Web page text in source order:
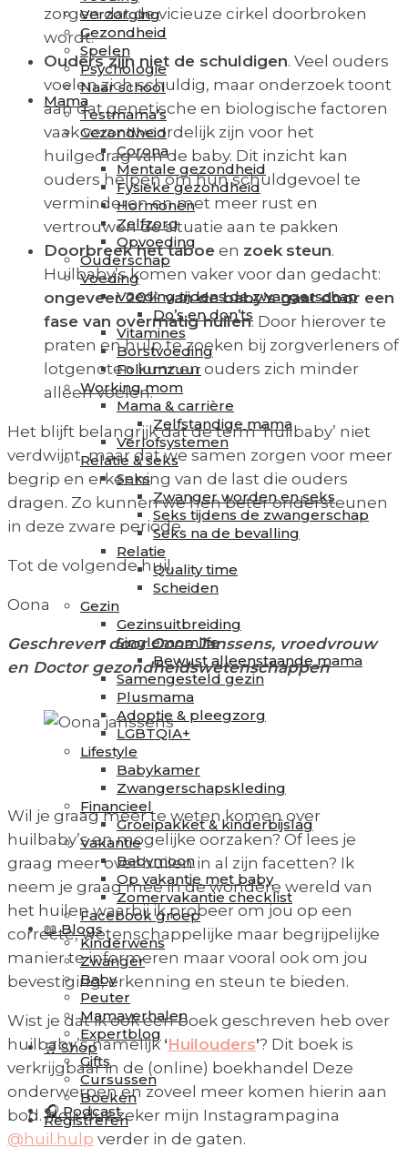
Verzorging
Gezondheid
Spelen
Psychologie
Naar school
Mama
Testmama’s
Gezondheid
Corona
Mentale gezondheid
Fysieke gezondheid
Hormonen
Zelfzorg
Opvoeding
Ouderschap
Voeding
Voeding tijdens de zwangerschap
Do’s en don’ts
Vitamines
Borstvoeding
Foliumzuur
Working mom
Mama & carrière
Zelfstandige mama
Verlofsystemen
Relatie & seks
Seks
Zwanger worden en seks
Seks tijdens de zwangerschap
Seks na de bevalling
Relatie
Quality time
Scheiden
Gezin
Gezinsuitbreiding
Singlemomlife
Bewust alleenstaande mama
Samengesteld gezin
Plusmama
Adoptie & pleegzorg
LGBTQIA+
Lifestyle
Babykamer
Zwangerschapskleding
Financieel
Groeipakket & kinderbijslag
Vakantie
Babymoon
Op vakantie met baby
Zomervakantie checklist
Facebook groep
📖 Blogs
Kinderwens
Zwanger
Baby
Peuter
Mamaverhalen
Expertblog
🛒 Shop
Gifts
Cursussen
Boeken
🎧 Podcast
Registreren
zorgen dat de vicieuze cirkel doorbroken
wordt.
Ouders zijn niet de schuldigen. Veel ouders
voelen zich schuldig, maar onderzoek toont
aan dat genetische en biologische factoren
vaak verantwoordelijk zijn voor het
huilgedrag van de baby. Dit inzicht kan
ouders helpen om hun schuldgevoel te
verminderen en met meer rust en
vertrouwen de situatie aan te pakken
Doorbreek het taboe en zoek steun.
Huilbaby’s komen vaker voor dan gedacht:
ongeveer 20% van de baby’s gaat door een
fase van overmatig huilen. Door hierover te
praten en hulp te zoeken bij zorgverleners of
lotgenoten kunnen ouders zich minder
alleen voelen.
Het blijft belangrijk dat de term ‘huilbaby’ niet
verdwijnt, maar dat we samen zorgen voor meer
begrip en erkenning van de last die ouders
dragen. Zo kunnen we hen beter ondersteunen
in deze zware periode.
Tot de volgende huil,
Oona
Geschreven door Oona Janssens, vroedvrouw
en Doctor gezondheidswetenschappen
Wil je graag meer te weten komen over
huilbaby’s en mogelijke oorzaken? Of lees je
graag meer over huilen in al zijn facetten? Ik
neem je graag mee in de wondere wereld van
het huilen waarbij ik probeer om jou op een
correcte, wetenschappelijke maar begrijpelijke
manier te informeren maar vooral ook om jou
bevestiging, erkenning en steun te bieden.
Wist je dat ik ook een boek geschreven heb over
huilbaby’s namelijk ‘Huilouders’? Dit boek is
verkrijgbaar in de (online) boekhandel Deze
onderwerpen en zoveel meer komen hierin aan
bod. Hou dus zeker mijn Instagrampagina
@huil.hulp verder in de gaten.